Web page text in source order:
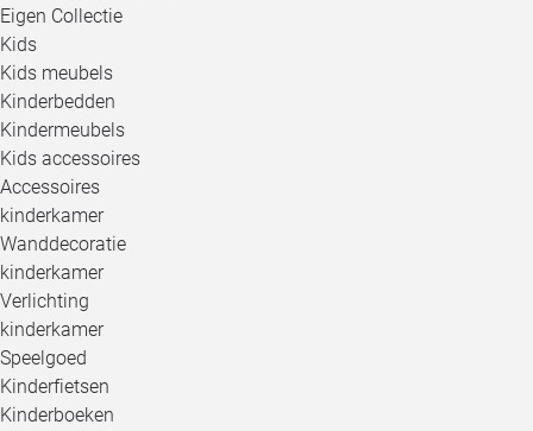
Eigen Collectie
Kids
Kids meubels
Kinderbedden
Kindermeubels
Kids accessoires
Accessoires
kinderkamer
Wanddecoratie
kinderkamer
Verlichting
kinderkamer
Speelgoed
Kinderfietsen
Kinderboeken